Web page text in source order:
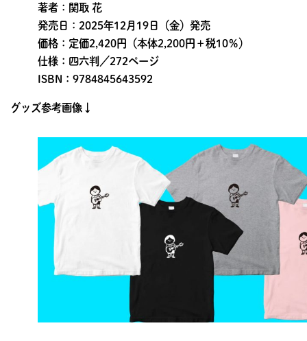
著者：関取 花
発売日：2025年12月19日（金）発売
価格：定価2,420円（本体2,200円＋税10％）
仕様：四六判／272ページ
ISBN：9784845643592
グッズ参考画像↓